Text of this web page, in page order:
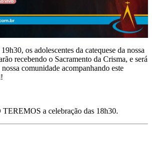
os adolescentes da catequese da nossa
recebendo o Sacramento da Crisma, e será
comunidade acompanhando este
a celebração das 18h30.